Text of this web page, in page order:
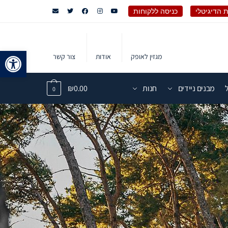
הדיגיטלי כניסה ללקוחות
מגזין לאופק אודות צור קשר
מבנים ניידים חנות ₪0.00
0